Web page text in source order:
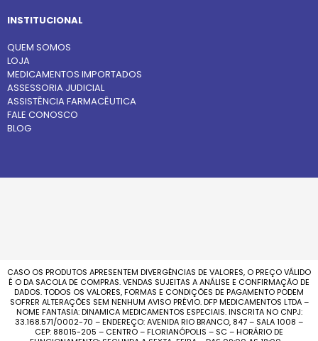
INSTITUCIONAL
QUEM SOMOS
LOJA
MEDICAMENTOS IMPORTADOS
ASSESSORIA JUDICIAL
ASSISTÊNCIA FARMACÊUTICA
FALE CONOSCO
BLOG
CASO OS PRODUTOS APRESENTEM DIVERGÊNCIAS DE VALORES, O PREÇO VÁLIDO
É O DA SACOLA DE COMPRAS. VENDAS SUJEITAS A ANÁLISE E CONFIRMAÇÃO DE
DADOS. TODOS OS VALORES, FORMAS E CONDIÇÕES DE PAGAMENTO PODEM
SOFRER ALTERAÇÕES SEM NENHUM AVISO PRÉVIO. DFP MEDICAMENTOS LTDA –
NOME FANTASIA: DINAMICA MEDICAMENTOS ESPECIAIS. INSCRITA NO CNPJ:
33.168.571/0002-70 – ENDEREÇO: AVENIDA RIO BRANCO, 847 – SALA 1008 –
CEP: 88015-205 – CENTRO – FLORIANÓPOLIS – SC – HORÁRIO DE